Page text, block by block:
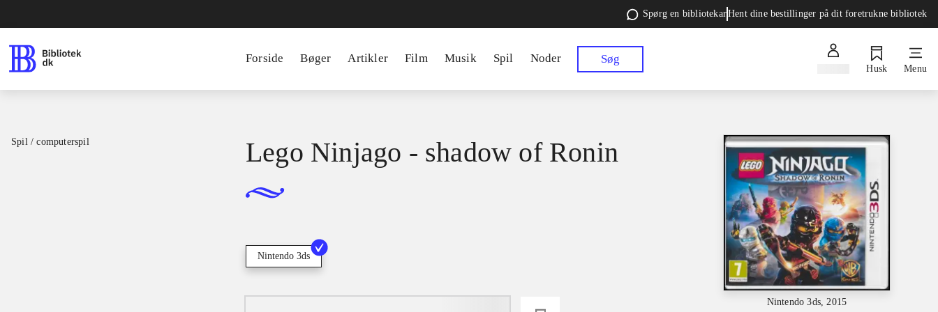
Spørg en bibliotekarHent dine bestillinger på dit foretrukne bibliotek
Forside Bøger Artikler Film Musik Spil Noder Søg
Husk Menu
Spil / computerspil
Nintendo 3ds, 2015
Lego Ninjago - shadow of Ronin
Nintendo 3ds